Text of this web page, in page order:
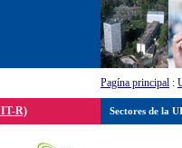
Pagína principal :
R) Sectores de la